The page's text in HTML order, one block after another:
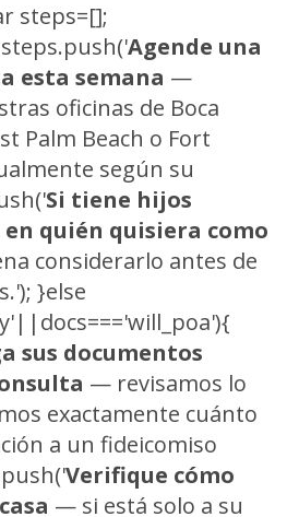
steps=[];
Agende una
esta semana —
oficinas de Boca
Palm Beach o Fort
según su
Si tiene hijos
quién quisiera como
considerarlo antes de
}else
sus documentos
— revisamos lo
exactamente cuánto
a un fideicomiso
Verifique cómo
— si está solo a su